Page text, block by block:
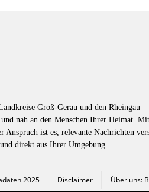
Groß-Gerau und den
nah an den Menschen Ihrer Heimat.
ist es, relevante Nachrichten
direkt aus Ihrer Umgebung.
2025 Disclaimer Über uns: